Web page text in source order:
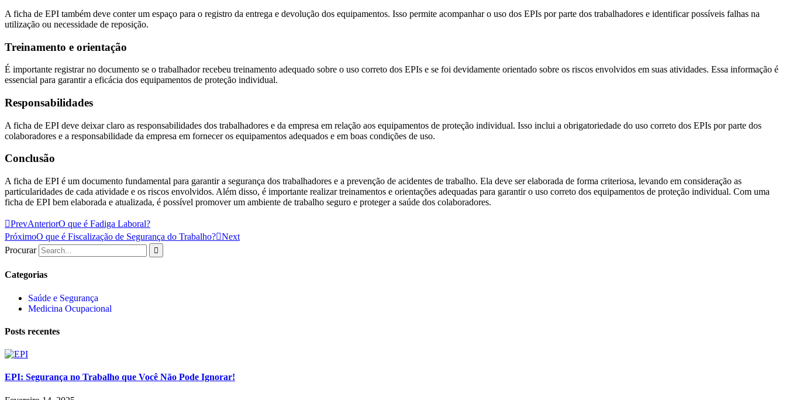
A ficha de EPI também deve conter um espaço para o registro da entrega e devolução dos equipamentos. Isso permite acompanhar o uso dos EPIs por parte dos trabalhadores e identificar possíveis falhas na
utilização ou necessidade de reposição.
Treinamento e orientação
É importante registrar no documento se o trabalhador recebeu treinamento adequado sobre o uso correto dos EPIs e se foi devidamente orientado sobre os riscos envolvidos em suas atividades. Essa informação é
essencial para garantir a eficácia dos equipamentos de proteção individual.
Responsabilidades
A ficha de EPI deve deixar claro as responsabilidades dos trabalhadores e da empresa em relação aos equipamentos de proteção individual. Isso inclui a obrigatoriedade do uso correto dos EPIs por parte dos
colaboradores e a responsabilidade da empresa em fornecer os equipamentos adequados e em boas condições de uso.
Conclusão
A ficha de EPI é um documento fundamental para garantir a segurança dos trabalhadores e a prevenção de acidentes de trabalho. Ela deve ser elaborada de forma criteriosa, levando em consideração as
particularidades de cada atividade e os riscos envolvidos. Além disso, é importante realizar treinamentos e orientações adequadas para garantir o uso correto dos equipamentos de proteção individual. Com uma
ficha de EPI bem elaborada e atualizada, é possível promover um ambiente de trabalho seguro e proteger a saúde dos colaboradores.
PrevAnteriorO que é Fadiga Laboral?
PróximoO que é Fiscalização de Segurança do Trabalho? Next
Procurar
Categorias
Saúde e Segurança
Medicina Ocupacional
Posts recentes
EPI: Segurança no Trabalho que Você Não Pode Ignorar!